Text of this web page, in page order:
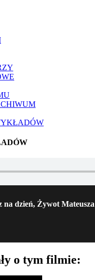
na dzień, Żywot Mateusza
o tym filmie: